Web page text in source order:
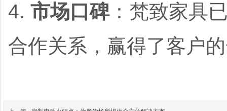
4. 市场口碑：梵致家具
合作关系，赢得了客户